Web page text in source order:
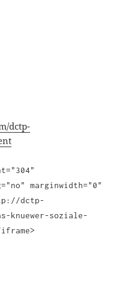
dctp-
marginwidth="0"
dctp-
knuewer-soziale-